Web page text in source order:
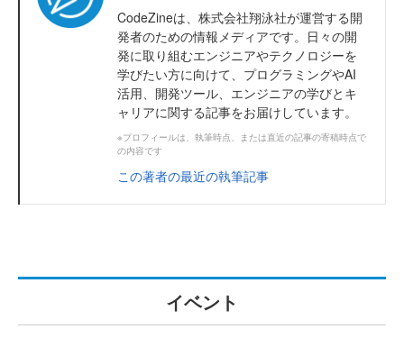
CodeZineは、株式会社翔泳社が運営する開
発者のための情報メディアです。日々の開
発に取り組むエンジニアやテクノロジーを
学びたい方に向けて、プログラミングやAI
活用、開発ツール、エンジニアの学びとキ
ャリアに関する記事をお届けしています。
※プロフィールは、執筆時点、または直近の記事の寄稿時点で
の内容です
この著者の最近の執筆記事
イベント